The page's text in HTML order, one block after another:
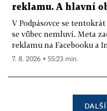
reklamu. A hlavní
V Podpásovce se
se vůbec nemluví. Meta
reklamu na Facebooku a
7. 8. 2026 ▪ 55:23 min.